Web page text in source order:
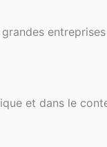
et dans le